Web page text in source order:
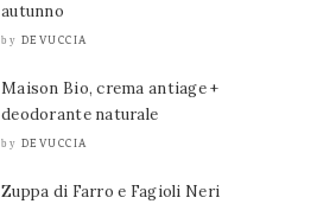
autunno
by DEVUCCIA
Maison Bio, crema antiage +
deodorante naturale
by DEVUCCIA
Zuppa di Farro e Fagioli Neri